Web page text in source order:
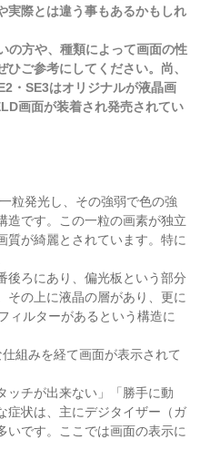
実際とは違う事もあるかもしれ
の方や、種類によって画面の性
ご参考にしてください。尚、
・SE3はオリジナルが液晶画
画面が装着され発売されてい
粒発光し、その強弱で色の強
造です。この一粒の画素が独立
質が綺麗とされています。特に
後ろにあり、偏光板という部分
その上に液晶の層があり、更に
ィルターがあるという構造に
組みを経て画面が表示されて
ッチが出来ない」「勝手に動
症状は、主にデジタイザー（ガ
いです。ここでは画面の表示に